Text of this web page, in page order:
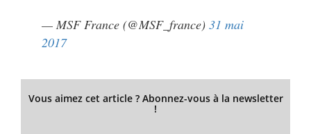
— MSF France (@MSF_france) 31 mai
2017
Vous aimez cet article ? Abonnez-vous à la newsletter
!